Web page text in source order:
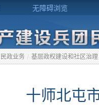
无障碍浏览
民政业务 / 基层政权建设和社区治理
十师北屯